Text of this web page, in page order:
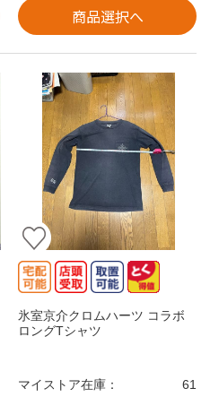
商品選択へ
氷室京介クロムハーツ コラボ
ロングTシャツ
マイストア在庫： 61